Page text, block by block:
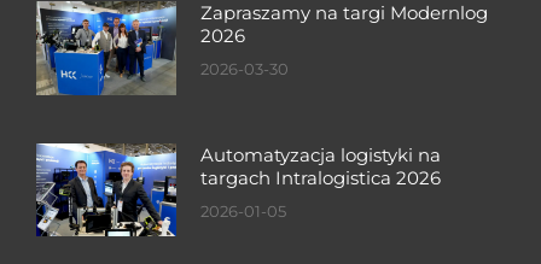
Zapraszamy na targi Modernlog
2026
2026-03-30
Automatyzacja logistyki na
targach Intralogistica 2026
2026-01-05